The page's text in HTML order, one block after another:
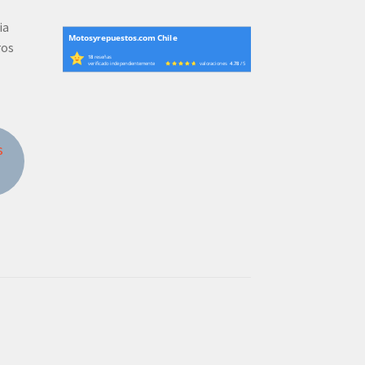
Motosyrepuestos.com Chile
18 reseñas
verificado independientemente valoraciones 4.78/ 5